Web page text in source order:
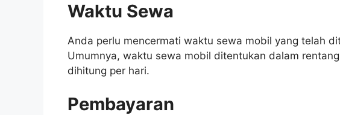
Waktu Sewa
Anda perlu mencermati waktu sewa mobil yang telah
Umumnya, waktu sewa mobil ditentukan dalam
dihitung per hari.
Pembayaran